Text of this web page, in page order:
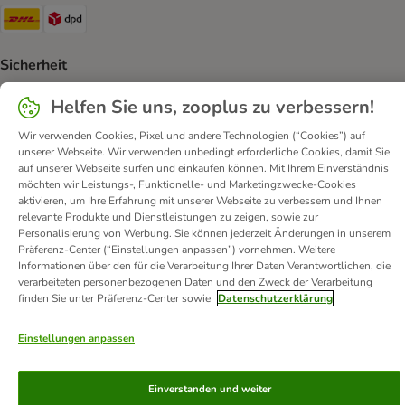
DHL Shipping Method
Sicherheit
Kontakt Versandkosten und Lieferzeit
Impressum
Allgemeine Geschäftsbedingungen
Digital Services Act
Vertrag widerrufen
Entsorgungs- und Umweltbestimmungen
Zahlungsarten
Über uns Partnerprogramme
Karriere
Helfen Sie uns, zooplus zu verbessern!
Wir verwenden Cookies, Pixel und andere Technologien (“Cookies”) auf
unserer Webseite. Wir verwenden unbedingt erforderliche Cookies, damit Sie
auf unserer Webseite surfen und einkaufen können. Mit Ihrem Einverständnis
möchten wir Leistungs-, Funktionelle- und Marketingzwecke-Cookies
aktivieren, um Ihre Erfahrung mit unserer Webseite zu verbessern und Ihnen
relevante Produkte und Dienstleistungen zu zeigen, sowie zur
Personalisierung von Werbung. Sie können jederzeit Änderungen in unserem
Präferenz-Center (“Einstellungen anpassen”) vornehmen. Weitere
Informationen über den für die Verarbeitung Ihrer Daten Verantwortlichen, die
verarbeiteten personenbezogenen Daten und den Zweck der Verarbeitung
finden Sie unter Präferenz-Center sowie Datenschutzerklärung
Einstellungen anpassen
Einverstanden und weiter